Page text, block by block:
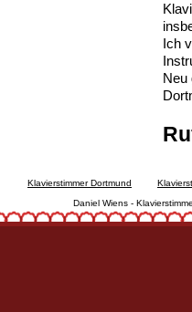
Ich
Neu
Klavierstimmer Dortmund
Daniel Wiens -